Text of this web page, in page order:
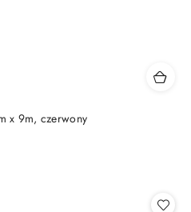
x 9m, czerwony